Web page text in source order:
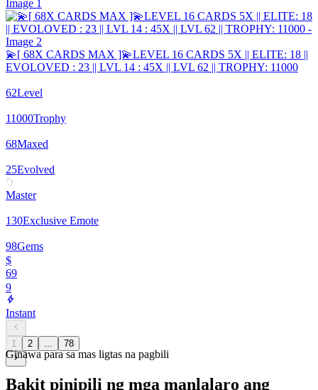
💫[ 68X CARDS MAX ]💫LEVEL 16 CARDS 5X || ELITE: 18 ||
EVOLOVED : 23 || LVL 14 : 45X || LVL 62 || TROPHY: 11000
62Level
11000Trophy
68Maxed
25Evolved
Master
130Exclusive Emote
98Gems
$
69
9
Instant
1 2 78
Ginawa para sa mas ligtas na pagbili
Bakit pinipili ng mga manlalaro ang